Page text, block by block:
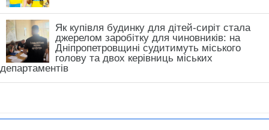
Як купівля будинку для дітей-сиріт стала
джерелом заробітку для чиновників: на
Дніпропетровщині судитимуть міського
голову та двох керівниць міських
департаментів